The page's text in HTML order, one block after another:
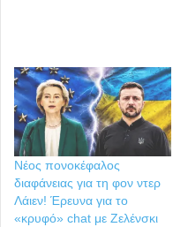
Νέος πονοκέφαλος
διαφάνειας για τη φον ντερ
Λάιεν! Έρευνα για το
«κρυφό» chat με Ζελένσκι